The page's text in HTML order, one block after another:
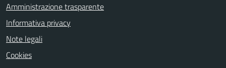
Amministrazione trasparente
Informativa privacy
Note legali
Cookies